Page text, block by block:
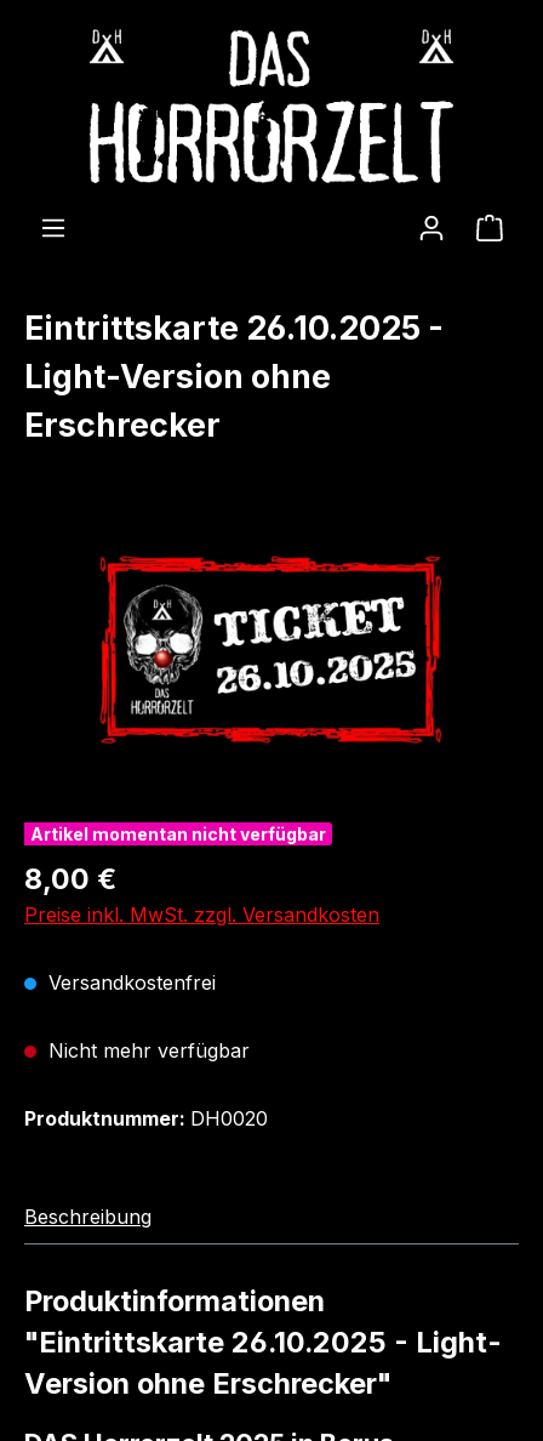
Zum Hauptinhalt springen
Eintrittskarte 26.10.2025 -
Light-Version ohne
Erschrecker
Artikel momentan nicht verfügbar
Regulärer Preis:
8,00 €
Preise inkl. MwSt. zzgl. Versandkosten
Versandkostenfrei
Nicht mehr verfügbar
Produktnummer: DH0020
Beschreibung
Produktinformationen
"Eintrittskarte 26.10.2025 - Light-
Version ohne Erschrecker"